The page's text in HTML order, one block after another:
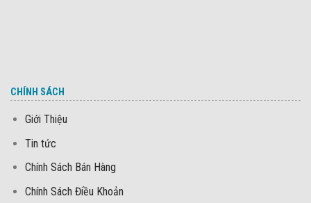
CHÍNH SÁCH
Giới Thiệu
Tin tức
Chính Sách Bán Hàng
Chính Sách Điều Khoản